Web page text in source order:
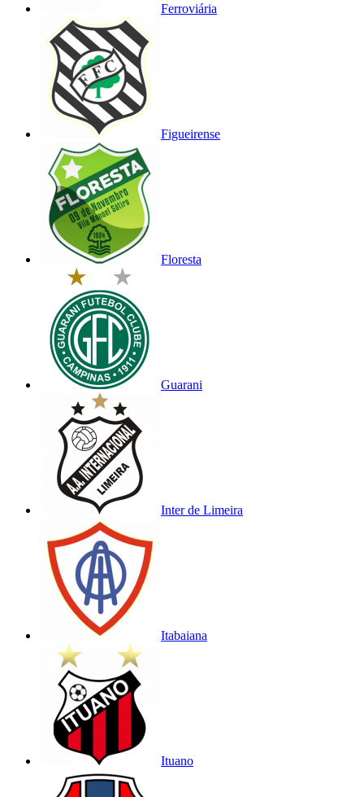
Ferroviária
Figueirense
Floresta
Guarani
Inter de Limeira
Itabaiana
Ituano